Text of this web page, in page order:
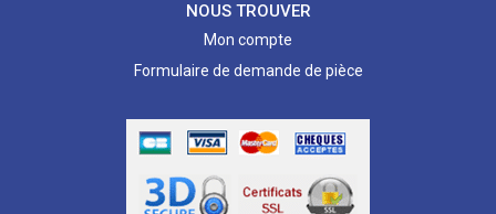
NOUS TROUVER
Mon compte
Formulaire de demande de pièce